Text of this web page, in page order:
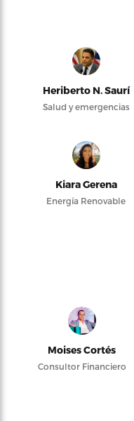
Heriberto N. Saurí
Salud y emergencias
Kiara Gerena
Energía Renovable
Moises Cortés
Consultor Financiero